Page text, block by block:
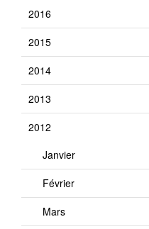
2016
2015
2014
2013
2012
Janvier
Février
Mars